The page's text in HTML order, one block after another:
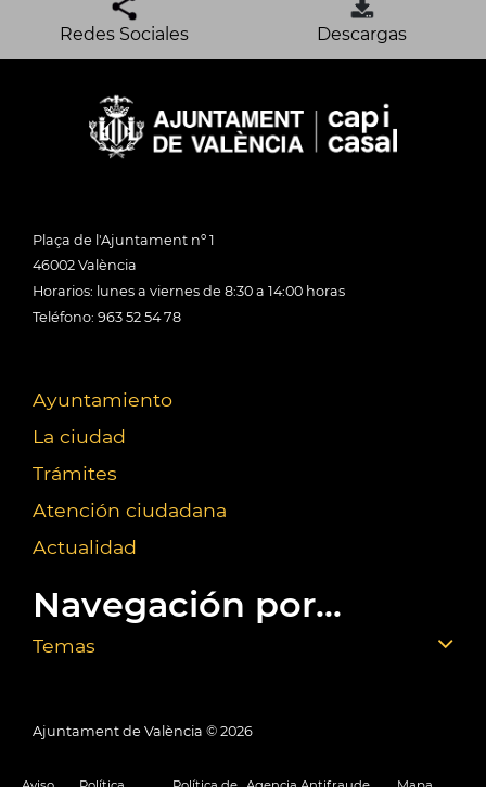
Redes Sociales Descargas
Plaça de l'Ajuntament nº 1
46002 València
Horarios: lunes a viernes de 8:30 a 14:00 horas
Teléfono: 963 52 54 78
Ayuntamiento
La ciudad
Trámites
Atención ciudadana
Actualidad
Navegación por...
Temas
Ajuntament de València © 2026